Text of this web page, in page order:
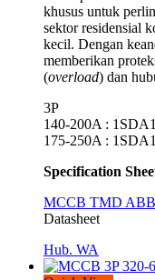
khusus untuk
sektor residensial
kecil. Dengan
memberikan
(overload) dan
3P
140-200A :
175-250A :
Specification
MCCB TMD
Datasheet
Hub. WA